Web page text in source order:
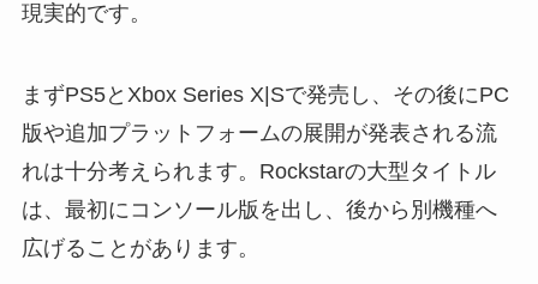
現実的です。
まずPS5とXbox Series X|Sで発売し、その後にPC
版や追加プラットフォームの展開が発表される流
れは十分考えられます。Rockstarの大型タイトル
は、最初にコンソール版を出し、後から別機種へ
広げることがあります。